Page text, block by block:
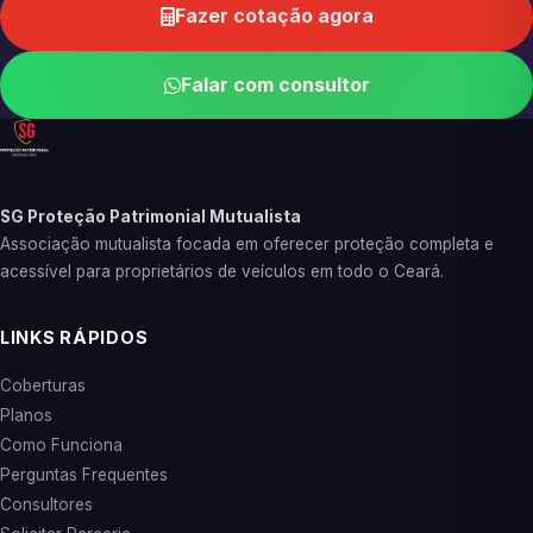
Fazer cotação agora
Falar com consultor
SG Proteção Patrimonial Mutualista
Associação mutualista focada em oferecer proteção completa e
acessível para proprietários de veículos em todo o Ceará.
LINKS RÁPIDOS
Coberturas
Planos
Como Funciona
Perguntas Frequentes
Consultores